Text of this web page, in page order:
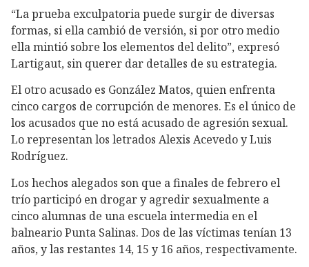
“La prueba exculpatoria puede surgir de diversas
formas, si ella cambió de versión, si por otro medio
ella mintió sobre los elementos del delito”, expresó
Lartigaut, sin querer dar detalles de su estrategia.
El otro acusado es González Matos, quien enfrenta
cinco cargos de corrupción de menores. Es el único de
los acusados que no está acusado de agresión sexual.
Lo representan los letrados Alexis Acevedo y Luis
Rodríguez.
Los hechos alegados son que a finales de febrero el
trío participó en drogar y agredir sexualmente a
cinco alumnas de una escuela intermedia en el
balneario Punta Salinas. Dos de las víctimas tenían 13
años, y las restantes 14, 15 y 16 años, respectivamente.